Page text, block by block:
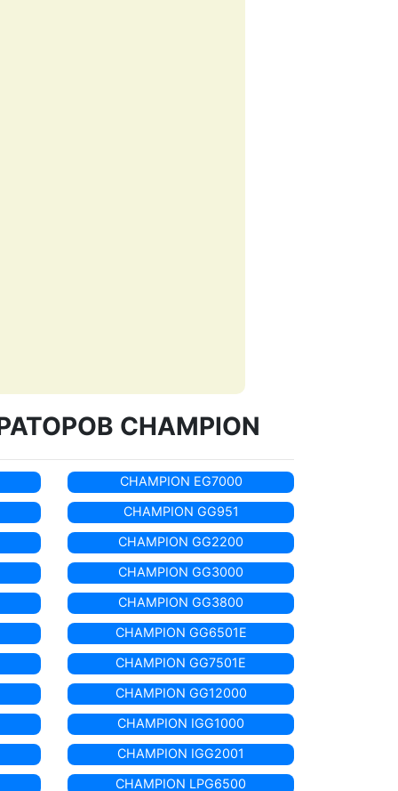
CHAMPION
CHAMPION EG7000
CHAMPION GG951
CHAMPION GG2200
CHAMPION GG3000
CHAMPION GG3800
CHAMPION GG6501E
CHAMPION GG7501E
CHAMPION GG12000
CHAMPION IGG1000
CHAMPION IGG2001
CHAMPION LPG6500